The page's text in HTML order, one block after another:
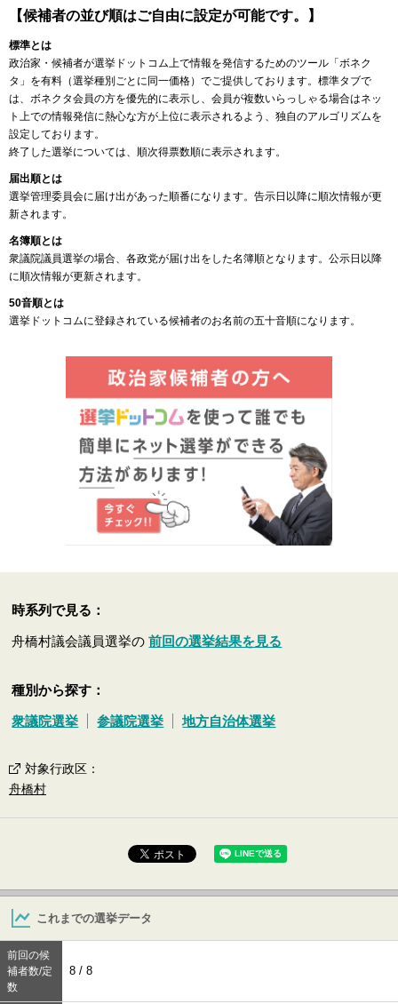
【候補者の並び順はご自由に設定が可能です。】
標準とは
政治家・候補者が選挙ドットコム上で情報を発信するためのツール「ボネク
タ」を有料（選挙種別ごとに同一価格）でご提供しております。標準タブで
は、ボネクタ会員の方を優先的に表示し、会員が複数いらっしゃる場合はネッ
ト上での情報発信に熱心な方が上位に表示されるよう、独自のアルゴリズムを
設定しております。
終了した選挙については、順次得票数順に表示されます。
届出順とは
選挙管理委員会に届け出があった順番になります。告示日以降に順次情報が更
新されます。
名簿順とは
衆議院議員選挙の場合、各政党が届け出をした名簿順となります。公示日以降
に順次情報が更新されます。
50音順とは
選挙ドットコムに登録されている候補者のお名前の五十音順になります。
時系列で見る：
舟橋村議会議員選挙の前回の選挙結果を見る
種別から探す：
衆議院選挙 参議院選挙 地方自治体選挙
対象行政区 ：
舟橋村
これまでの選挙データ
前回の候
補者数/定
数
8 / 8